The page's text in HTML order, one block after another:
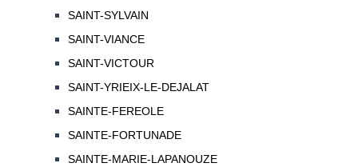
SAINT-SYLVAIN
SAINT-VIANCE
SAINT-VICTOUR
SAINT-YRIEIX-LE-DEJALAT
SAINTE-FEREOLE
SAINTE-FORTUNADE
SAINTE-MARIE-LAPANOUZE